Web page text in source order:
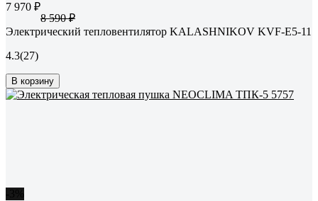
7 970 ₽
8 590 ₽
Электрический тепловентилятор KALASHNIKOV KVF-E5-11
4.3(27)
В корзину